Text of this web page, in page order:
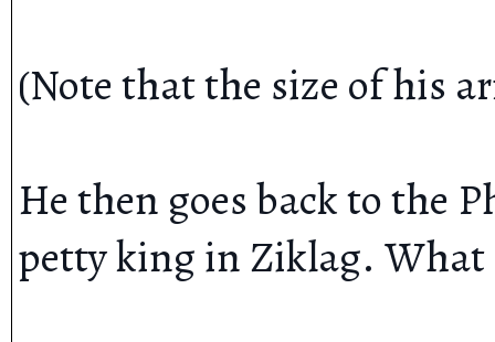
(Note that the size of his
He then goes back to the
petty king in Ziklag. What